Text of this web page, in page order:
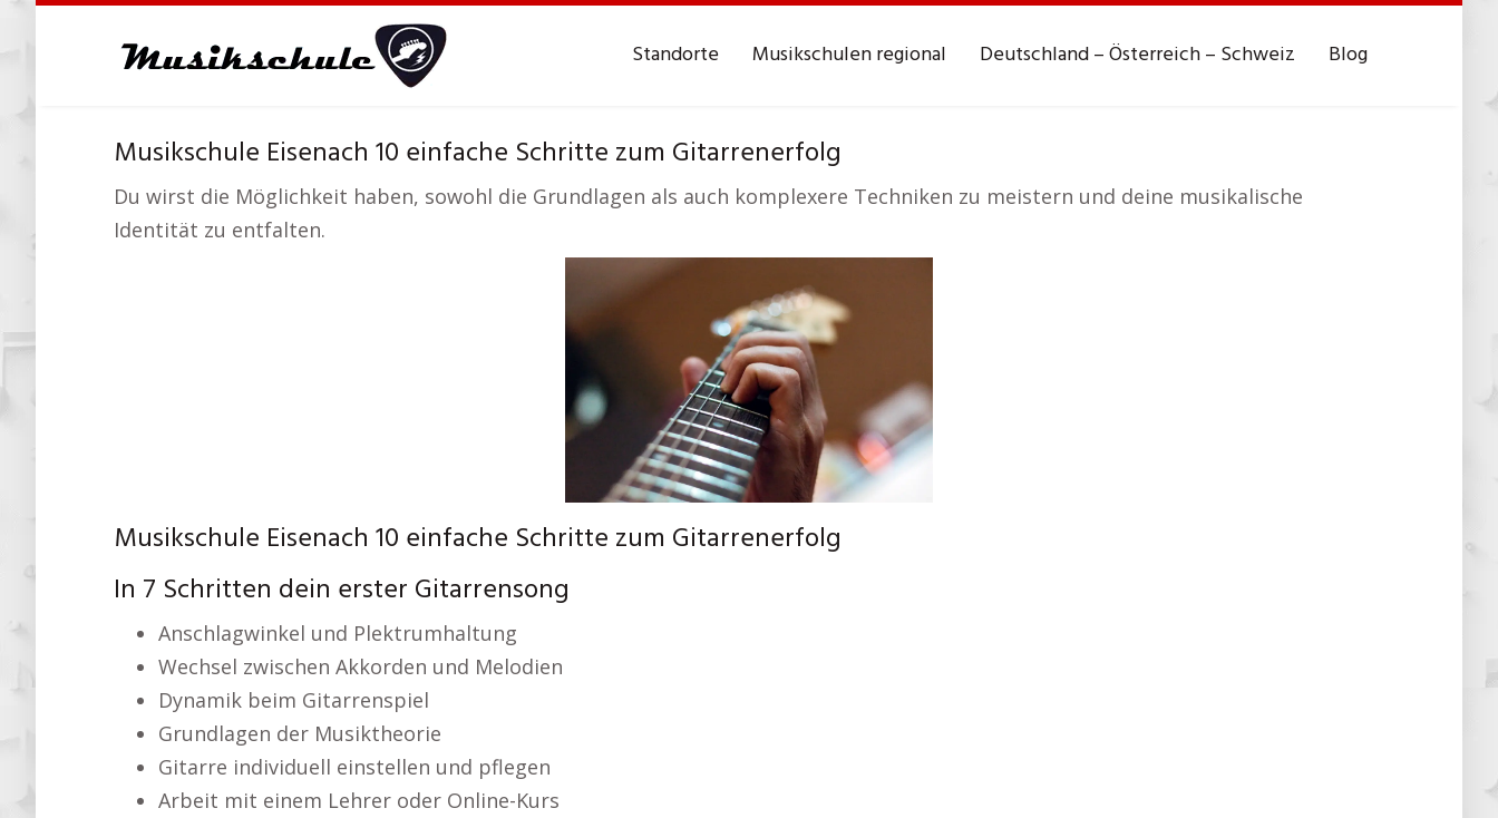
content
Standorte Musikschulen regional Deutschland – Österreich – Schweiz Blog
Musikschule Eisenach 10 einfache Schritte zum Gitarrenerfolg
Du wirst die Möglichkeit haben, sowohl die Grundlagen als auch komplexere Techniken zu meistern und deine musikalische
Identität zu entfalten.
Musikschule Eisenach 10 einfache Schritte zum Gitarrenerfolg
In 7 Schritten dein erster Gitarrensong
Anschlagwinkel und Plektrumhaltung
Wechsel zwischen Akkorden und Melodien
Dynamik beim Gitarrenspiel
Grundlagen der Musiktheorie
Gitarre individuell einstellen und pflegen
Arbeit mit einem Lehrer oder Online-Kurs